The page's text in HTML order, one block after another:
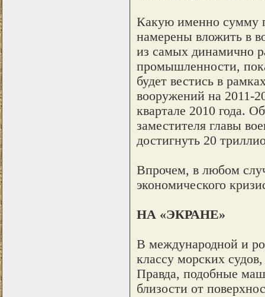
Какую именно сумму
намерены вложить в
из самых динамично
промышленности,
будет вестись в
вооружений на 2011-
квартале 2010 года.
заместителя главы
достигнуть 20
Впрочем, в любом
экономического
НА «ЭКРАНЕ»
В международной и
классу морских
Правда, подобные
близости от